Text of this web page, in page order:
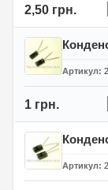
2,50 грн.
Артикул
1 грн.
Артикул